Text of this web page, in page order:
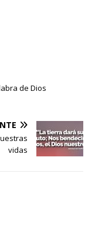
de Dios
vidas